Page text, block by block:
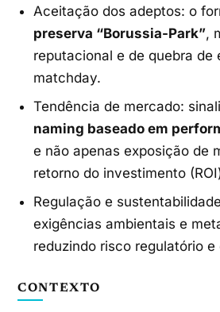
Aceitação dos adeptos: o
preserva “Borussia-Park”,
reputacional e de quebra de
matchday.
Tendência de mercado:
naming baseado em
e não apenas exposição de
retorno do investimento
Regulação e
exigências ambientais e
reduzindo risco regulatório
CONTEXTO